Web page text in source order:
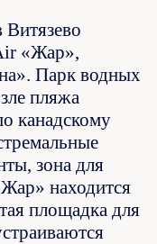
«Жар»,
Парк водных
пляжа
канадскому
зона для
находится
площадка для